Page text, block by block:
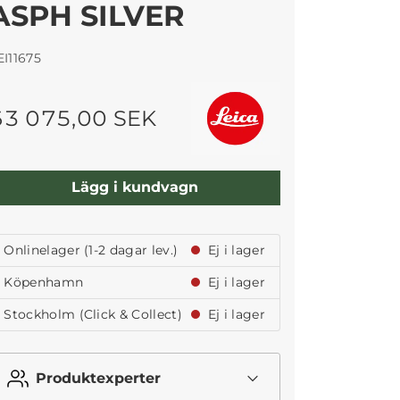
SILVER
075,00 SEK
Lägg i kundvagn
Onlinelager (1-2 dagar lev.)
Ej i lager
Köpenhamn
Ej i lager
Stockholm (Click & Collect)
Ej i lager
Produktexperter